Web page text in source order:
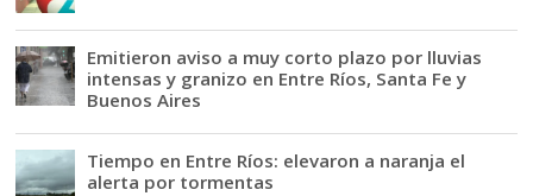
Emitieron aviso a muy corto plazo por lluvias
intensas y granizo en Entre Ríos, Santa Fe y
Buenos Aires
Tiempo en Entre Ríos: elevaron a naranja el
alerta por tormentas